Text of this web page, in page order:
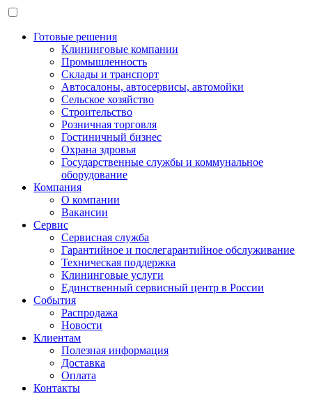
Готовые решения
Клининговые компании
Промышленность
Склады и транспорт
Автосалоны, автосервисы, автомойки
Сельское хозяйство
Строительство
Розничная торговля
Гостиничный бизнес
Охрана здровья
Государственные службы и коммунальное
оборудование
Компания
О компании
Вакансии
Сервис
Сервисная служба
Гарантийное и послегарантийное обслуживание
Техническая поддержка
Клининговые услуги
Единственный сервисный центр в России
События
Распродажа
Новости
Клиентам
Полезная информация
Доставка
Оплата
Контакты